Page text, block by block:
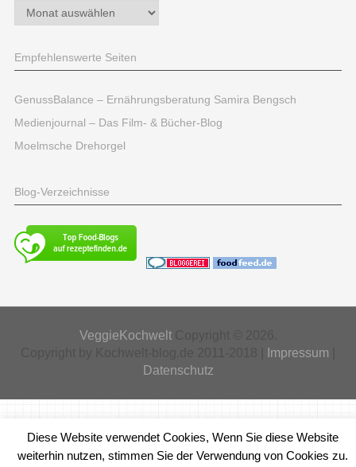
Archiv
Empfehlenswerte Seiten
GenussBalance – Ernährungsberatung Samira Bengsch
Medienjournal – Das Film- & Bücher-Blog
Moelmsche Drehorgel
Blog-Verzeichnisse
VeggieKochweltCopyright © 2026.
Impressum
Datenschutz
Diese Website verwendet Cookies, Wenn Sie diese Website
weiterhin nutzen, stimmen Sie der Verwendung von Cookies zu.